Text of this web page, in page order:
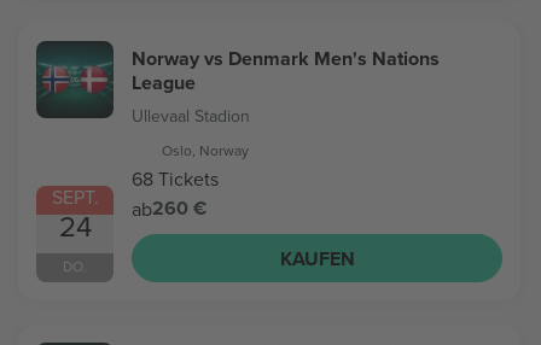
SEPT.
24
DO.
Norway vs Denmark Men's Nations
League
Ullevaal Stadion
Oslo, Norway
68 Tickets
ab260 €
KAUFEN